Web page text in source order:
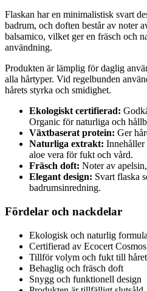
Flaskan har en minimalistisk svart
badrum, och doften består av noter
balsamico, vilket ger en fräsch och
användning.
Produkten är lämplig för daglig
alla hårtyper. Vid regelbunden
hårets styrka och smidighet.
Ekologiskt certifierad:
Organic för naturliga och
Växtbaserat protein: Ger
Naturliga extrakt:
aloe vera för fukt och vård.
Fräsch doft: Noter av
Elegant design: Svart flaska
badrumsinredning.
Fördelar och nackdelar
Ekologisk och naturlig formula
Certifierad av Ecocert
Tillför volym och fukt till håret
Behaglig och fräsch doft
Snygg och funktionell design